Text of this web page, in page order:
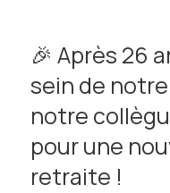
🎉 Après 26
sein de
notre
pour une
retraite !